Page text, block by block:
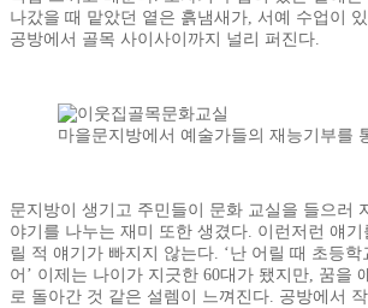
나갔을 때 맡았던 옅은 흙냄새가, 서예 수업이
공방에서 골목 사이사이까지 널리 퍼진다.
마을문지방에서 예술가들의 재능기부를
문지방이 생기고 주민들이 문화 교실을 들으러
야기를 나누는 재미 또한 생겼다. 이런저런 얘기
릴 적 얘기가 빠지지 않는다. ‘난 어릴 때 초등
어’ 이제는 나이가 지긋한 60대가 됐지만, 꿈을
로 돌아간 것 같은 설렘이 느껴진다. 공방에서